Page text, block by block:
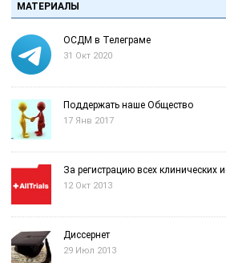
МАТЕРИАЛЫ
ОСДМ в Телеграме
31 Окт 2020
Поддержать наше Общество
17 Янв 2017
За регистрацию всех клинических
12 Окт 2013
Диссернет
29 Июл 2013